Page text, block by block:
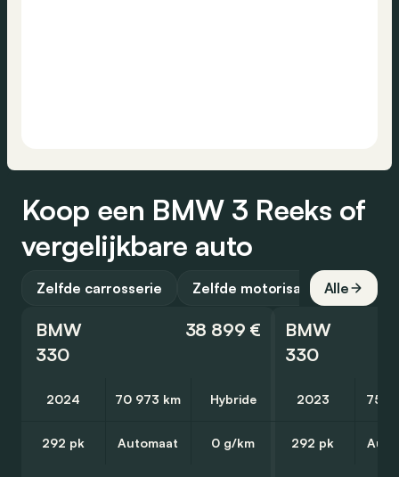
Koop een BMW 3 Reeks of
vergelijkbare auto
Zelfde carrosserie Zelfde motorisatie Alle
BMW
330
38 899 €
2024 70 973 km Hybride
292 pk Automaat 0 g/km
BMW
330
2023 75
292 pk